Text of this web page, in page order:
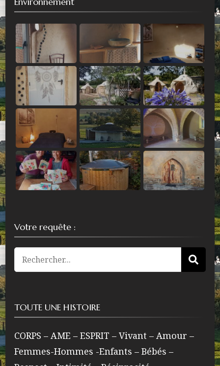
Votre requête :
Recherche
pour
TOUTE UNE HISTOIRE
CORPS – AME – ESPRIT – Vivant – Amour –
Femmes-Hommes -Enfants – Bébés –